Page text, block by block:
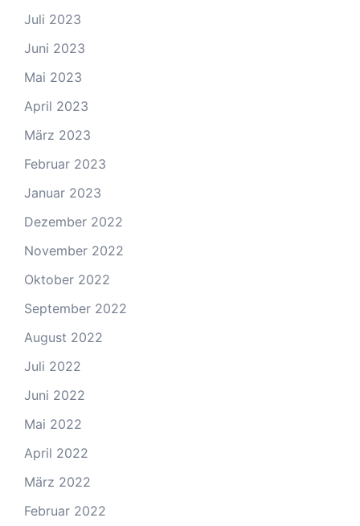
Juli 2023
Juni 2023
Mai 2023
April 2023
März 2023
Februar 2023
Januar 2023
Dezember 2022
November 2022
Oktober 2022
September 2022
August 2022
Juli 2022
Juni 2022
Mai 2022
April 2022
März 2022
Februar 2022